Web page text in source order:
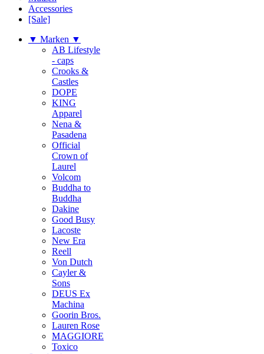
Accessories
[Sale]
▼ Marken ▼
AB Lifestyle
- caps
Crooks &
Castles
DOPE
KING
Apparel
Nena &
Pasadena
Official
Crown of
Laurel
Volcom
Buddha to
Buddha
Dakine
Good Busy
Lacoste
New Era
Reell
Von Dutch
Cayler &
Sons
DEUS Ex
Machina
Goorin Bros.
Lauren Rose
MAGGIORE
Toxico